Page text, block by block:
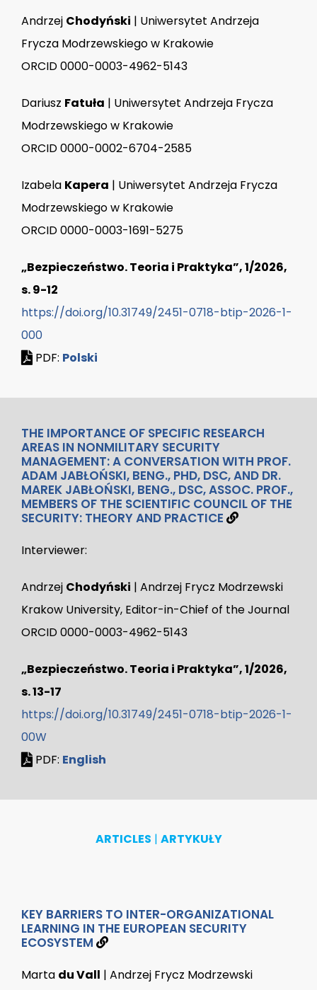
Andrzej Chodyński | Uniwersytet Andrzeja
Frycza Modrzewskiego w Krakowie
ORCID 0000-0003-4962-5143
Dariusz Fatuła | Uniwersytet Andrzeja Frycza
Modrzewskiego w Krakowie
ORCID 0000-0002-6704-2585
Izabela Kapera | Uniwersytet Andrzeja Frycza
Modrzewskiego w Krakowie
ORCID 0000-0003-1691-5275
„Bezpieczeństwo. Teoria i Praktyka”, 1/2026,
s. 9-12
https://doi.org/10.31749/2451-0718-btip-2026-1-
000
PDF: Polski
THE IMPORTANCE OF SPECIFIC RESEARCH
AREAS IN NONMILITARY SECURITY
MANAGEMENT: A CONVERSATION WITH PROF.
ADAM JABŁOŃSKI, BENG., PHD, DSC, AND DR.
MAREK JABŁOŃSKI, BENG., DSC, ASSOC. PROF.,
MEMBERS OF THE SCIENTIFIC COUNCIL OF THE
SECURITY: THEORY AND PRACTICE
Interviewer:
Andrzej Chodyński | Andrzej Frycz Modrzewski
Krakow University, Editor-in-Chief of the Journal
ORCID 0000-0003-4962-5143
„Bezpieczeństwo. Teoria i Praktyka”, 1/2026,
s. 13-17
https://doi.org/10.31749/2451-0718-btip-2026-1-
00W
PDF: English
ARTICLES | ARTYKUŁY
KEY BARRIERS TO INTER-ORGANIZATIONAL
LEARNING IN THE EUROPEAN SECURITY
ECOSYSTEM
Marta du Vall | Andrzej Frycz Modrzewski